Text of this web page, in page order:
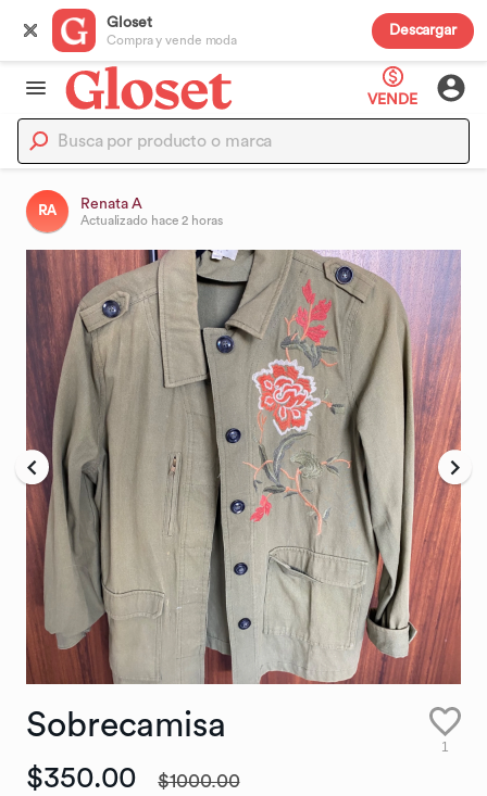
Gloset
Compra y vende moda
Descargar
VENDE
RA Renata A
Actualizado hace 2 horas
Sobrecamisa
1
$350.00 $1000.00